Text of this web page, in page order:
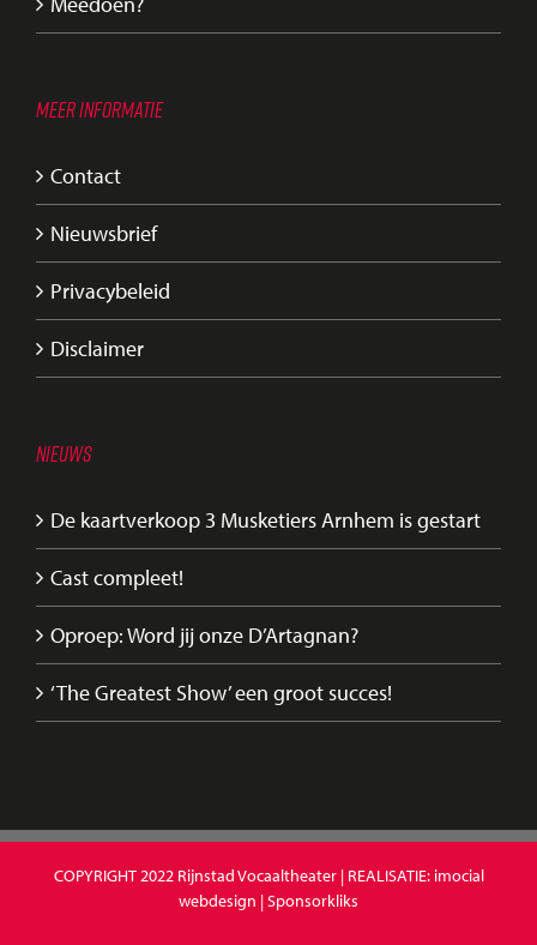
MEER INFORMATIE
Contact
Nieuwsbrief
Privacybeleid
Disclaimer
NIEUWS
De kaartverkoop 3 Musketiers Arnhem is gestart
Cast compleet!
Oproep: Word jij onze D’Artagnan?
‘The Greatest Show’ een groot succes!
COPYRIGHT 2022 Rijnstad Vocaaltheater| REALISATIE: imocial
webdesign |Sponsorkliks